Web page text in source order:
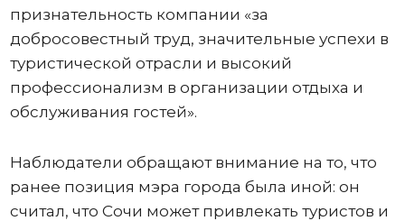
признательность компании «за
добросовестный труд, значительные успехи в
туристической отрасли и высокий
профессионализм в организации отдыха и
обслуживания гостей».
Наблюдатели обращают внимание на то, что
ранее позиция мэра города была иной: он
считал, что Сочи может привлекать туристов и